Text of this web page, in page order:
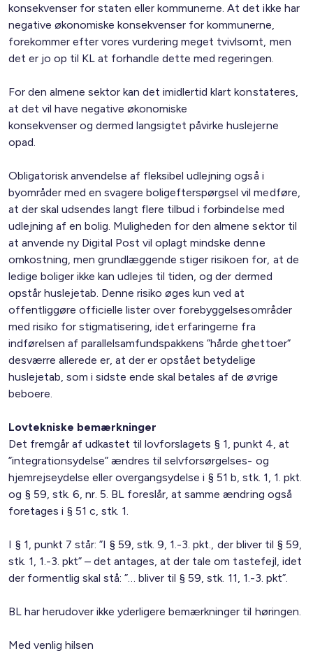
konsekvenser for staten eller kommunerne. At det ikke har
negative økonomiske konsekvenser for kommunerne,
forekommer efter vores vurdering meget tvivlsomt, men
det er jo op til KL at forhandle dette med regeringen.
For den almene sektor kan det imidlertid klart konstateres,
at det vil have negative økonomiske
konsekvenser og dermed langsigtet påvirke huslejerne
opad.
Obligatorisk anvendelse af fleksibel udlejning også i
byområder med en svagere boligefterspørgsel vil medføre,
at der skal udsendes langt flere tilbud i forbindelse med
udlejning af en bolig. Muligheden for den almene sektor til
at anvende ny Digital Post vil oplagt mindske denne
omkostning, men grundlæggende stiger risikoen for, at de
ledige boliger ikke kan udlejes til tiden, og der dermed
opstår huslejetab. Denne risiko øges kun ved at
offentliggøre officielle lister over forebyggelsesområder
med risiko for stigmatisering, idet erfaringerne fra
indførelsen af parallelsamfundspakkens ”hårde ghettoer”
desværre allerede er, at der er opstået betydelige
huslejetab, som i sidste ende skal betales af de øvrige
beboere.
Lovtekniske bemærkninger
Det fremgår af udkastet til lovforslagets § 1, punkt 4, at
”integrationsydelse” ændres til selvforsørgelses- og
hjemrejseydelse eller overgangsydelse i § 51 b, stk. 1, 1. pkt.
og § 59, stk. 6, nr. 5. BL foreslår, at samme ændring også
foretages i § 51 c, stk. 1.
I § 1, punkt 7 står: ”I § 59, stk. 9, 1.-3. pkt., der bliver til § 59,
stk. 1, 1.-3. pkt” – det antages, at der tale om tastefejl, idet
der formentlig skal stå: ”… bliver til § 59, stk. 11, 1.-3. pkt”.
BL har herudover ikke yderligere bemærkninger til høringen.
Med venlig hilsen